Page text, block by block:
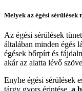
Melyek az égési sérülések
Az égési sérülések
általában minden égés
égések bőrpírt és
akár az alatta lévő
Enyhe égési sérülések